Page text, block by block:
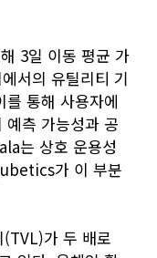
3일 이동 평균 가
서의 유틸리티 기
통해 사용자에
예측 가능성과 공
는 상호 운용성
가 이 부분
가 두 배로